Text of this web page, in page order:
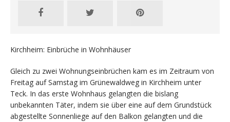
Kirchheim: Einbrüche in Wohnhäuser
Gleich zu zwei Wohnungseinbrüchen kam es im Zeitraum von
Freitag auf Samstag im Grünewaldweg in Kirchheim unter
Teck. In das erste Wohnhaus gelangten die bislang
unbekannten Täter, indem sie über eine auf dem Grundstück
abgestellte Sonnenliege auf den Balkon gelangten und die